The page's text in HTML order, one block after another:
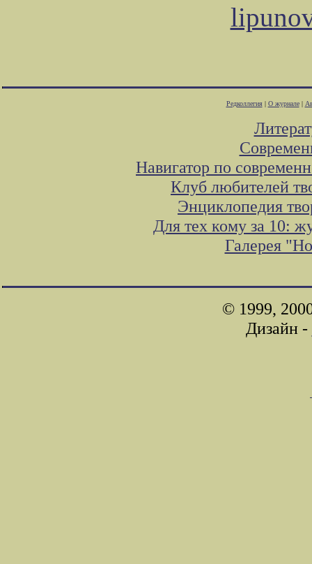
Редколлегия| О журнале|
Навигатор по
Клуб любителей
Энциклопедия
Для тех кому за 10:
Галерея
© 1999,
Дизайн -